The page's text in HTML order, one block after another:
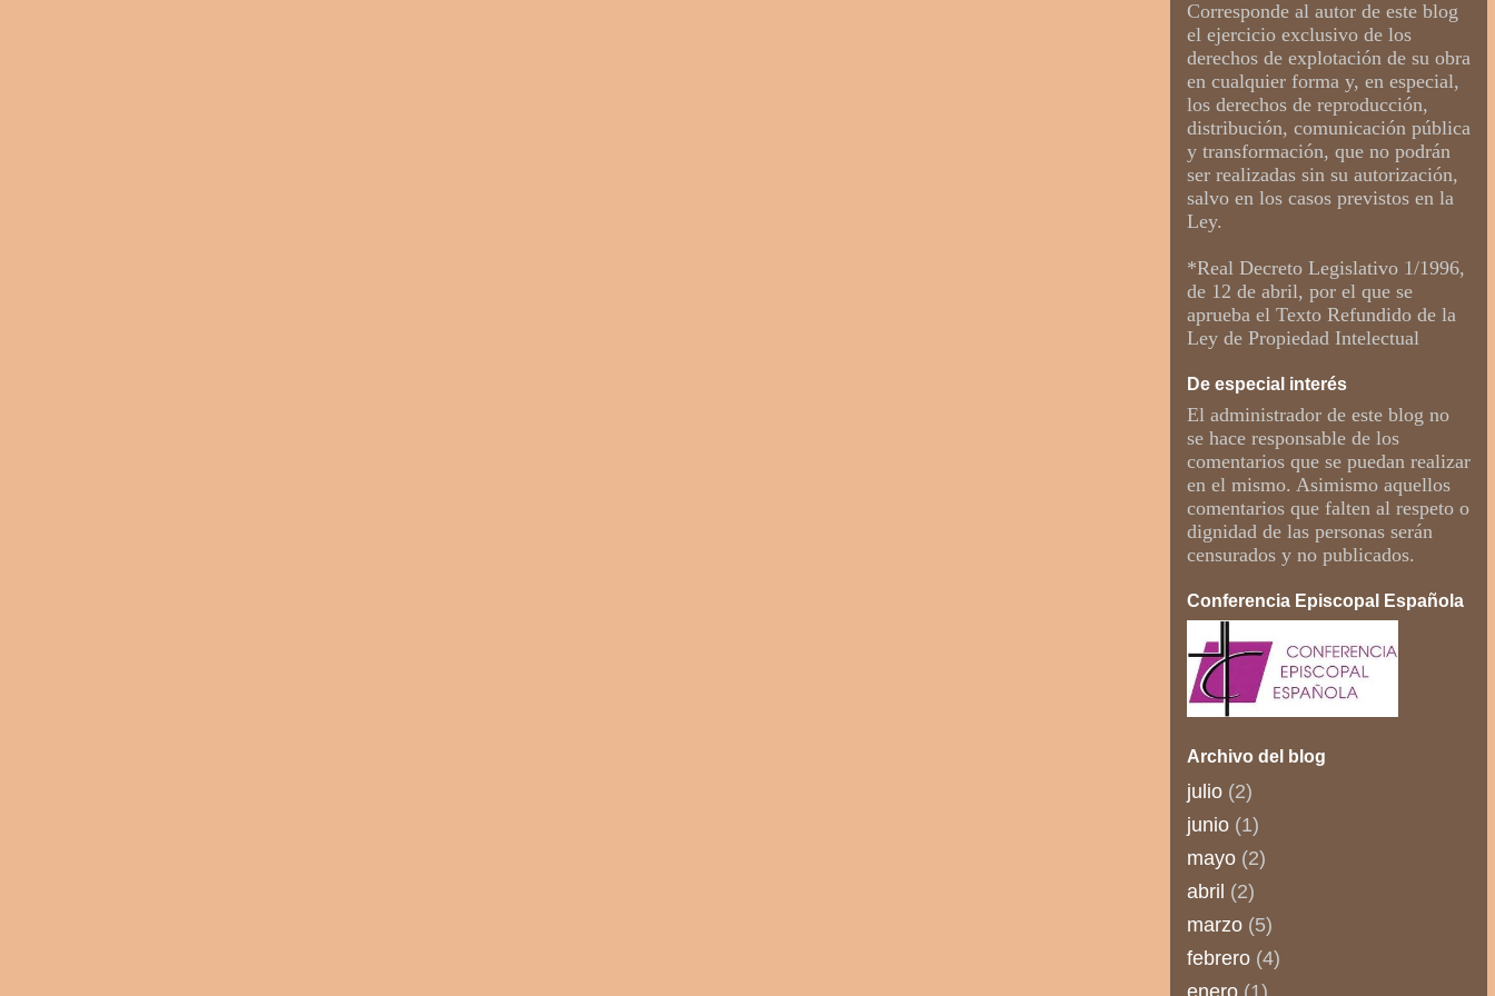
Corresponde al autor de este blog
el ejercicio exclusivo de los
derechos de explotación de su obra
en cualquier forma y, en especial,
los derechos de reproducción,
distribución, comunicación pública
y transformación, que no podrán
ser realizadas sin su autorización,
salvo en los casos previstos en la
Ley.
*Real Decreto Legislativo 1/1996,
de 12 de abril, por el que se
aprueba el Texto Refundido de la
Ley de Propiedad Intelectual
De especial interés
El administrador de este blog no
se hace responsable de los
comentarios que se puedan realizar
en el mismo. Asimismo aquellos
comentarios que falten al respeto o
dignidad de las personas serán
censurados y no publicados.
Conferencia Episcopal Española
Archivo del blog
julio (2)
junio (1)
mayo (2)
abril (2)
marzo (5)
febrero (4)